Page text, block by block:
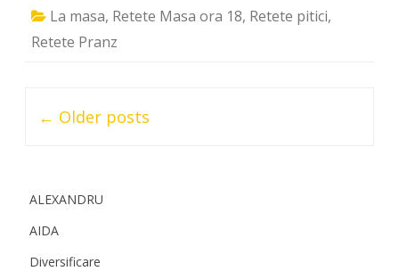
La masa, Retete Masa ora 18, Retete pitici,
Retete Pranz
← Older posts
ALEXANDRU
AIDA
Diversificare